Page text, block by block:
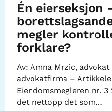
Én eierseksjon
megler
forklare?
Av: Amna Mrzic,
advokatfirma –
Eiendomsmegleren nr. 3
det nettopp det som…